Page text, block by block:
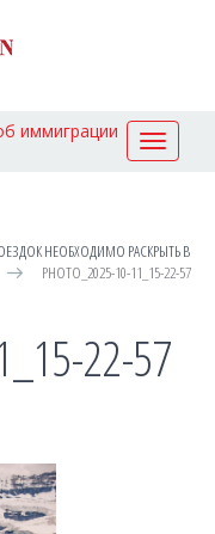
Toggle
иммиграции
НЕОБХОДИМО РАСКРЫТЬ В
PHOTO_2025-10-11_15-22-57
22-57